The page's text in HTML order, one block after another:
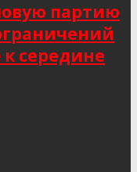
партию
к середине